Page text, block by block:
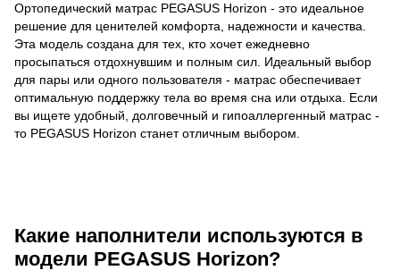
Ортопедический матрас PEGASUS Horizon - это идеальное
решение для ценителей комфорта, надежности и качества.
Эта модель создана для тех, кто хочет ежедневно
просыпаться отдохнувшим и полным сил. Идеальный выбор
для пары или одного пользователя - матрас обеспечивает
оптимальную поддержку тела во время сна или отдыха. Если
вы ищете удобный, долговечный и гипоаллергенный матрас -
то PEGASUS Horizon станет отличным выбором.
Какие наполнители используются в
модели PEGASUS Horizon?